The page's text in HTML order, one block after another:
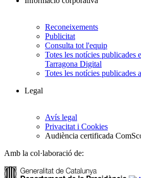
Reconeixements
Publicitat
Consulta tot l'equip
Totes les notícies publicades
Tarragona Digital
Totes les notícies publicades
Legal
Avís legal
Privacitat i Cookies
Audiència certificada
Amb la col·laboració de: